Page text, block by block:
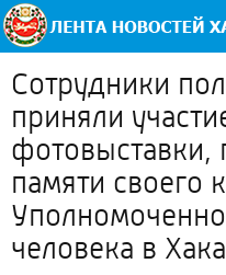
Сотрудники
приняли
фотовыставки,
памяти своего
человека в